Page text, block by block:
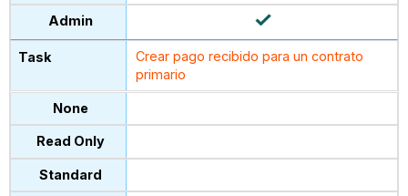
Crear pago recibido para un contrato
primario